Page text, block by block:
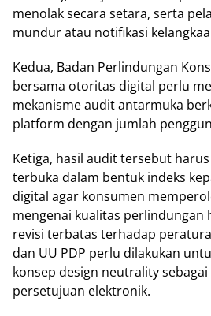
menolak secara setara, serta
mundur atau notifikasi
Kedua, Badan Perlindungan
bersama otoritas digital perlu
mekanisme audit antarmuka
platform dengan jumlah
Ketiga, hasil audit tersebut
terbuka dalam bentuk indeks
digital agar konsumen
mengenai kualitas perlindungan
revisi terbatas terhadap
dan UU PDP perlu dilakukan
konsep design neutrality
persetujuan elektronik.